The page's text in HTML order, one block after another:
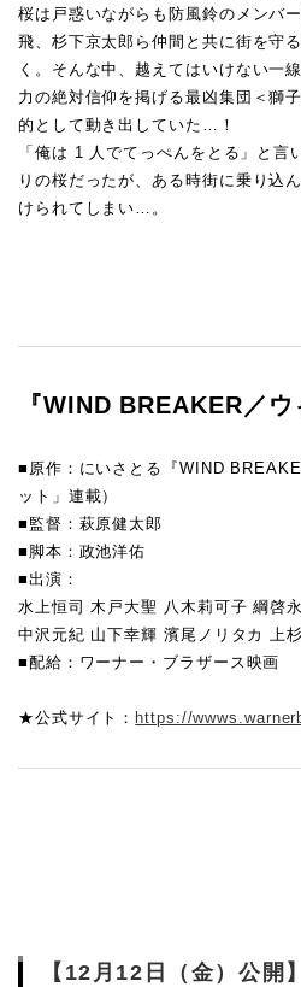
桜は戸惑いながらも防風鈴のメンバ
飛、杉下京太郎ら仲間と共に街を守
く。そんな中、越えてはいけない一
力の絶対信仰を掲げる最凶集団＜獅
的として動き出していた…！
「俺は 1 人でてっぺんをとる」と言
りの桜だったが、ある時街に乗り込
けられてしまい…。
『WIND BREAKER／ウ
■原作：にいさとる『WIND
ット」連載）
■監督：萩原健太郎
■脚本：政池洋佑
■出演：
水上恒司 木戸大聖 八木莉可子 綱啓
中沢元紀 山下幸輝 濱尾ノリタカ 上
■配給：ワーナー・ブラザース映画
★公式サイト： https://
【12月12日（金）公開】